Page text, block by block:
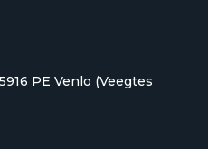
PE Venlo (Veegtes